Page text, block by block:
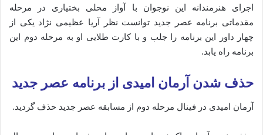
اجرای هنرمندانه این نوجوان با آواز محلی بختیاری در مرحله
مقدماتی برنامه عصر جدید توانست نظر آریا عظیمی نژاد یکی از
چهار داور این برنامه را جلب و با کارت طلایی او به مرحله دوم این
برنامه راه یابد.
حذف شدن آرمان امیدی از برنامه عصر جدید
آرمان امیدی در فینال مرحله دوم از مسابقه عصر جدید حذف گردید.